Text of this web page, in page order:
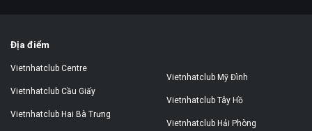
Địa điểm
Vietnhatclub Centre
Vietnhatclub Cầu Giấy
Vietnhatclub Hai Bà Trưng
Vietnhatclub Mỹ Đình
Vietnhatclub Tây Hồ
Vietnhatclub Hải Phòng